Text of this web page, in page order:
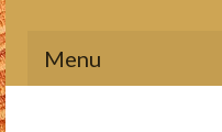
Menu